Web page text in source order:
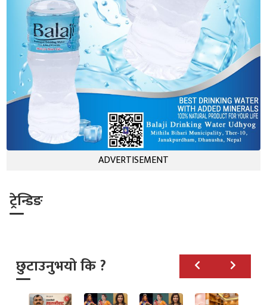
ADVERTISEMENT
ट्रेन्डिङ
छुटाउनुभयो कि ?